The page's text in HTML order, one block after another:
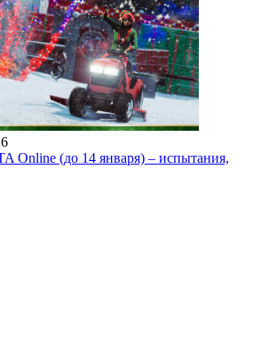
Online (до 14 января) – испытания,